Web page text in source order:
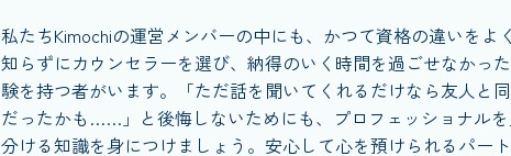
私たちKimochiの運営メンバーの中にも、かつて資格の違いをよく
知らずにカウンセラーを選び、納得のいく時間を過ごせなかっ
験を持つ者がいます。「ただ話を聞いてくれるだけなら友人と
だったかも……」と後悔しないためにも、プロフェッショナル
分ける知識を身につけましょう。安心して心を預けられるパー